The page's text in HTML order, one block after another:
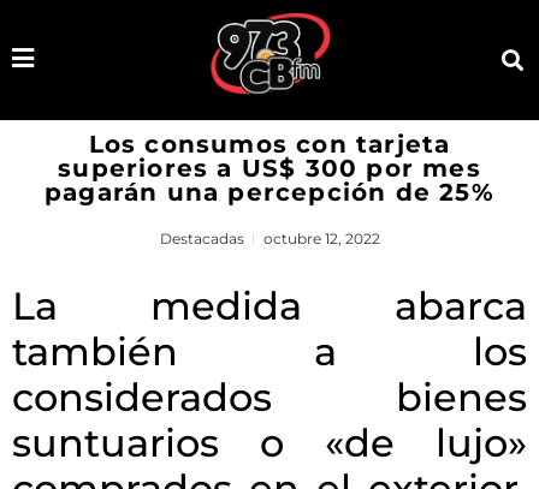
Los consumos con tarjeta
superiores a US$ 300 por mes
pagarán una percepción de 25%
Destacadas octubre 12, 2022
La medida abarca
también a los
considerados bienes
suntuarios o «de lujo»